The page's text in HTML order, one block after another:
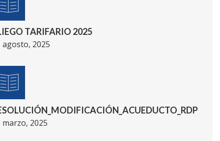
TARIFARIO 2025
agosto, 2025
marzo, 2025